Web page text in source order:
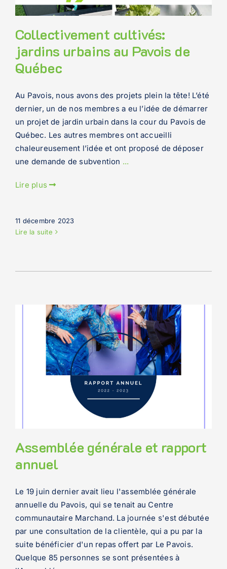
Collectivement cultivés:
jardins urbains au Pavois de
Québec
Au Pavois, nous avons des projets plein la tête! L’été
dernier, un de nos membres a eu l’idée de démarrer
un projet de jardin urbain dans la cour du Pavois de
Québec. Les autres membres ont accueilli
chaleureusement l’idée et ont proposé de déposer
une demande de subvention ...
Lire plus
11 décembre 2023
Lire la suite
Assemblée générale et rapport
annuel
Le 19 juin dernier avait lieu l'assemblée générale
annuelle du Pavois, qui se tenait au Centre
communautaire Marchand. La journée s'est débutée
par une consultation de la clientèle, qui a pu par la
suite bénéficier d'un repas offert par Le Pavois.
Quelque 85 personnes se sont présentées à